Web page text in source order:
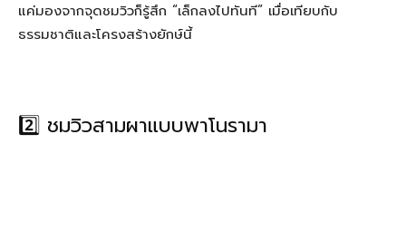
แค่มองจากจุดชมวิวก็รู้สึก “เล็กลงไปทันที” เมื่อเทียบกับ
ธรรมชาติและโครงสร้างยักษ์นี้
2️⃣ ชมวิวสามผาแบบพาโนรามา